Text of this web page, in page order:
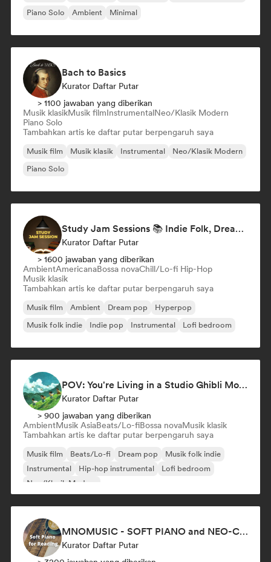
Piano Solo
Ambient Minimal
Bach to Basics
Kurator Daftar Putar
> 1100 jawaban yang diberikan
Musik klasikMusik filmInstrumentalNeo/Klasik Modern
Piano Solo
Tambahkan artis ke daftar putar berpengaruh saya
Musik film Musik klasik Instrumental
Neo/Klasik Modern
Piano Solo
Study Jam Sessions 📚 Indie Folk, Dream Pop & Singer-Songwriter
Kurator Daftar Putar
> 1600 jawaban yang diberikan
AmbientAmericanaBossa novaChill/Lo-fi Hip-Hop
Musik klasik
Tambahkan artis ke daftar putar berpengaruh saya
Musik film Ambient Dream pop
Hyperpop
Musik folk indie
Indie pop Instrumental Lofi bedroom
POV: You're Living in a Studio Ghibli Movie 🌱 Neo-Classical Piano & Dream Pop
Kurator Daftar Putar
> 900 jawaban yang diberikan
AmbientMusik AsiaBeats/Lo-fiBossa novaMusik klasik
Tambahkan artis ke daftar putar berpengaruh saya
Musik film Beats/Lo-fi Dream pop
Musik folk indie
Instrumental
Hip-hop instrumental
Lofi bedroom
Neo/Klasik Modern
MNOMUSIC - SOFT PIANO and NEO-CLASSICAL
Kurator Daftar Putar